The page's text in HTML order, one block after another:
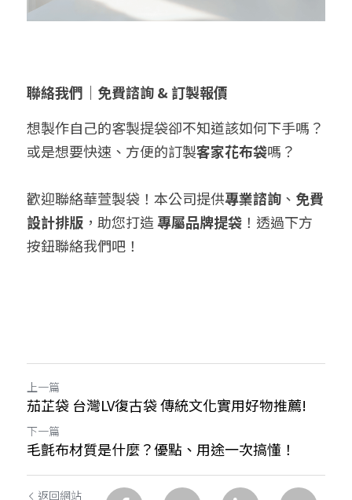
聯絡我們｜免費諮詢 & 訂製報價
想製作自己的客製提袋卻不知道該如何下手嗎？
或是想要快速、方便的訂製客家花布袋嗎？
歡迎聯絡華萱製袋！本公司提供專業諮詢 、 免費
設計排版 ，助您打造 專屬品牌提袋 ！透過下方
按鈕聯絡我們吧！
上一篇
茄芷袋 台灣LV復古袋 傳統文化實用好物推薦!
下一篇
毛氈布材質是什麼？優點、用途一次搞懂！
返回網站